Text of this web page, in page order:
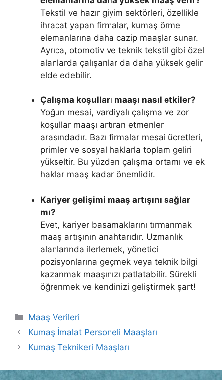
Tekstil ve hazır giyim sektörleri, özellikle
ihracat yapan firmalar, kumaş örme
elemanlarına daha cazip maaşlar sunar.
Ayrıca, otomotiv ve teknik tekstil gibi özel
alanlarda çalışanlar da daha yüksek gelir
elde edebilir.
Çalışma koşulları maaşı nasıl etkiler?
Yoğun mesai, vardiyalı çalışma ve zor
koşullar maaşı artıran etmenler
arasındadır. Bazı firmalar mesai ücretleri,
primler ve sosyal haklarla toplam geliri
yükseltir. Bu yüzden çalışma ortamı ve ek
haklar maaş kadar önemlidir.
Kariyer gelişimi maaş artışını sağlar
mı?
Evet, kariyer basamaklarını tırmanmak
maaş artışının anahtarıdır. Uzmanlık
alanlarında ilerlemek, yönetici
pozisyonlarına geçmek veya teknik bilgi
kazanmak maaşınızı patlatabilir. Sürekli
öğrenmek ve kendinizi geliştirmek şart!
Kategoriler
Maaş Verileri
Kumaş İmalat Personeli Maaşları
Kumaş Teknikeri Maaşları